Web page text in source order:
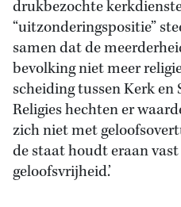
drukbezochte
“uitzonderingspositie”
samen dat de
bevolking niet meer
scheiding tussen Kerk en
Religies hechten er
zich niet met
de staat houdt eraan
geloofsvrijheid.’